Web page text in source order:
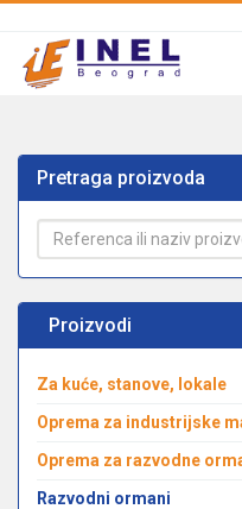
Pretraga proizvoda
Proizvodi
Za kuće, stanove, lokale
Oprema za industrijske
Oprema za razvodne
Razvodni ormani